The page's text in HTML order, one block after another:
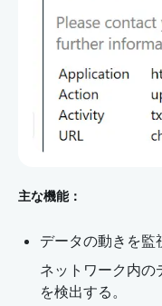
主な機能：
データの動きを監
ネットワーク内の
を検出する。